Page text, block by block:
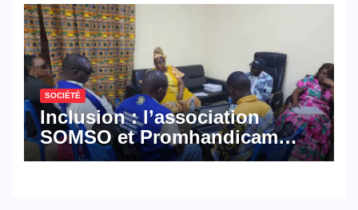
SOCIÉTÉ
Inclusion : l’association
SOMSO et Promhandicam
militent en faveur d’une